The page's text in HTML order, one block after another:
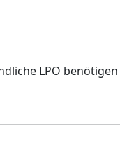
LPO benötigen